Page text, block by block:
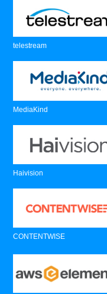
telestream
MediaKind
Haivision
CONTENTWISE